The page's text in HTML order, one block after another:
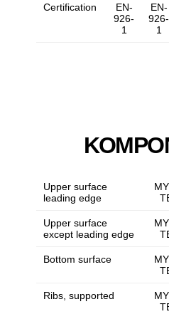
Certification
EN-
926-
1
EN-
926-
1
Upper surface
leading edge
Upper surface
except leading edge
Bottom surface
Ribs, supported